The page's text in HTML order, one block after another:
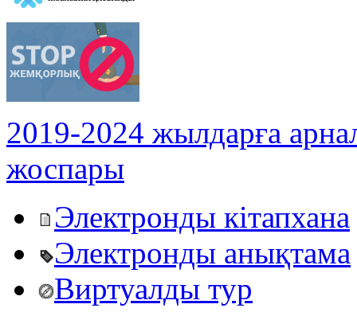
2019-2024 жылдарға
жоспары
Электронды кітапхана
Электронды анықтама
Виртуалды тур